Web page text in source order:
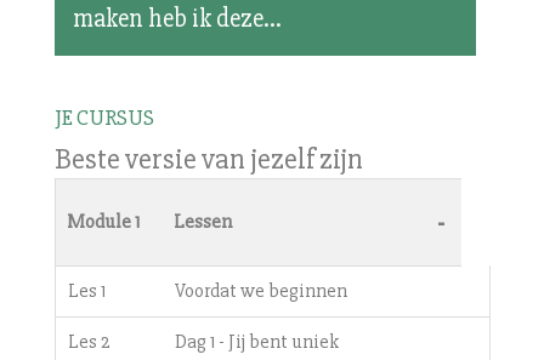
maken heb ik deze...
JE CURSUS
Beste versie van jezelf zijn
Module 1 Lessen -
Les 1 Voordat we beginnen
Les 2 Dag 1 - Jij bent uniek